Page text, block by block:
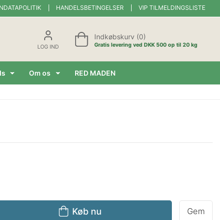
HANDELSBETINGELSER VIP TILMELDINGSLISTE
LOG IND
Indkøbskurv (0)
Gratis levering ved DKK 500 op til 20 kg
Om os RED MADEN
Køb nu Gem